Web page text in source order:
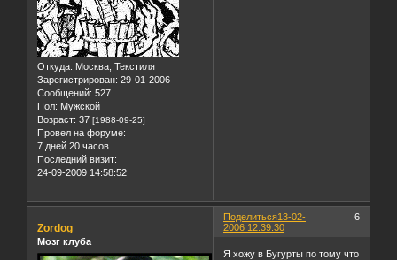
Откуда: Москва, Текстиля
Зарегистрирован: 29-01-2006
Сообщений: 527
Пол: Мужской
Возраст: 37 [1988-09-25]
Провел на форуме:
7 дней 20 часов
Последний визит:
24-09-2009 14:58:52
Поделиться 6
13-02-
2006 12:39:30
Zordog
Мозг клуба
Я хожу в Бугурты по тому что